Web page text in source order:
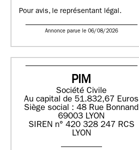
Pour avis, le représentant légal.
Annonce parue le 06/08/2026
PIM
Société Civile
Au capital de 51.832,67 Euros
Siège social : 48 Rue Bonnand
69003 LYON
SIREN n° 420 328 247 RCS
LYON